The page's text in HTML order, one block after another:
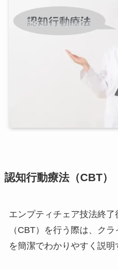
認知行動療法（CBT）
エンプティチェア技法終
（CBT）を行う際は、ク
を簡潔でわかりやすく説明